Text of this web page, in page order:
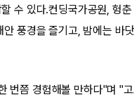
수 있다.컨딩국가공원, 헝
풍경을 즐기고, 밤에는 바
번쯤 경험해볼 만하다"며 "